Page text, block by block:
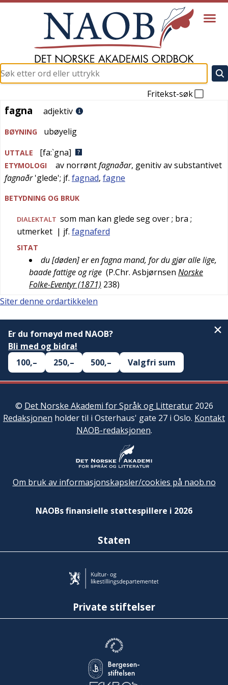
Fritekst-søk
fagna
fagna adjektiv
BØYNING ubøyelig
UTTALE [fa:`gna]
ETYMOLOGI av norrøntfagnaðar, genitiv av substantivet
fagnaðr'glede'; jf. fagnad, fagne
BETYDNING OG BRUK
DIALEKTALT som man kan glede seg over; bra ;
utmerket | jf. fagnaferd
SITAT
du [døden] er en fagna mand, for du gjør alle lige,
baade fattige og rige (P.Chr. Asbjørnsen Norske
Folke-Eventyr (1871) 238)
Siter denne ordartikkelen
Er du fornøyd med NAOB?
Bli med og bidra!
100,–
250,– 500,– Valgfri sum
© Det Norske Akademi for Språk og Litteratur2026
Redaksjonen holder til i Osterhaus' gate 27 i Oslo. Kontakt
NAOB-redaksjonen.
Om bruk av informasjonskapsler/cookies på naob.no
NAOBs finansielle støttespillere i 2026
Staten
Private stiftelser